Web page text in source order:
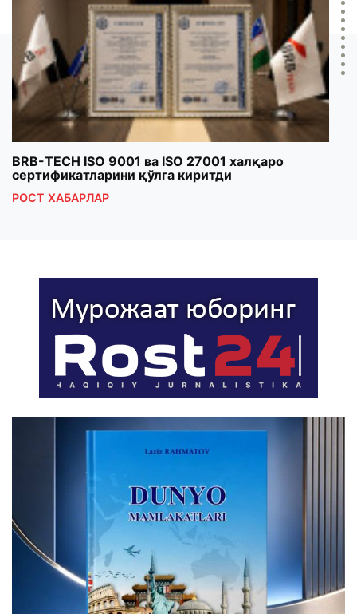
BRB-TECH ISO 9001 ва ISO 27001 халқаро
сертификатларини қўлга киритди
РОСТ ХАБАРЛАР